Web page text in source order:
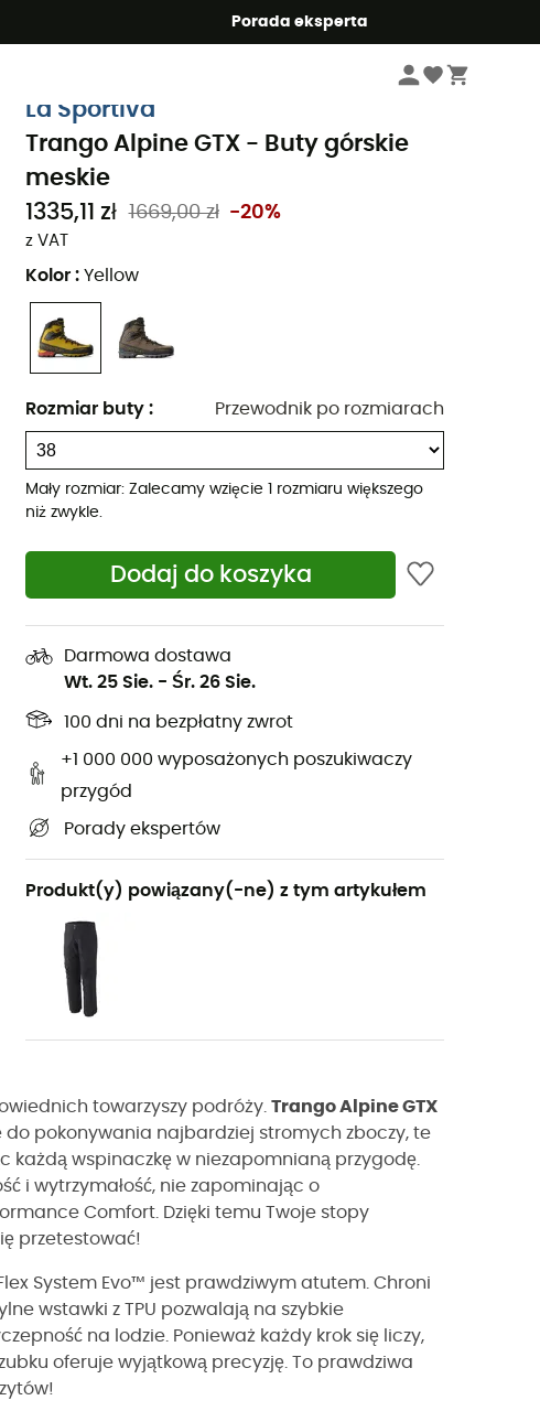
Porada eksperta
Summer5
La Sportiva
Trango Alpine GTX - Buty górskie
meskie
1335,11 zł 1669,00 zł -20%
z VAT
Kolor : Yellow
Rozmiar buty : Przewodnik po rozmiarach
Mały rozmiar: Zalecamy wzięcie 1 rozmiaru większego
niż zwykle.
Dodaj do koszyka
Darmowa dostawa
Wt. 25 Sie. - Śr. 26 Sie.
100 dni na bezpłatny zwrot
+1 000 000 wyposażonych poszukiwaczy
przygód
Porady ekspertów
Produkt(y) powiązany(-ne) z tym artykułem
towarzyszy podróży. Trango Alpine GTX
pokonywania najbardziej stromych zboczy, te
każdą wspinaczkę w niezapomnianą przygodę.
i wytrzymałość, nie zapominając o
Comfort. Dzięki temu Twoje stopy
przetestować!
System Evo™ jest prawdziwym atutem. Chroni
wstawki z TPU pozwalają na szybkie
na lodzie. Ponieważ każdy krok się liczy,
oferuje wyjątkową precyzję. To prawdziwa